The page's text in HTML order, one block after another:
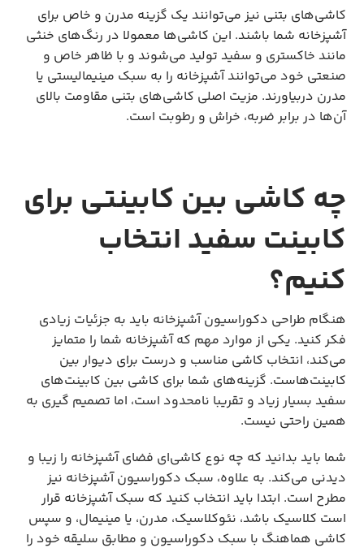
کاشی‌های بتنی نیز می‌توانند یک گزینه مدرن و خاص برای
آشپزخانه شما باشند. این کاشی‌ها معمولا در رنگ‌های خنثی
مانند خاکستری و سفید تولید می‌شوند و با ظاهر خاص و
صنعتی خود می‌توانند آشپزخانه را به سبک مینیمالیستی یا
مدرن دربیاورند. مزیت اصلی کاشی‌های بتنی مقاومت بالای
آن‌ها در برابر ضربه، خراش و رطوبت است.
چه کاشی بین کابینتی برای
کابینت سفید انتخاب
کنیم؟
هنگام طراحی دکوراسیون آشپزخانه باید به جزئیات زیادی
فکر کنید. یکی از موارد مهم که آشپزخانه شما را متمایز
می‌کند، انتخاب کاشی مناسب و درست برای دیوار بین
کابینت‌هاست. گزینه‌های شما برای کاشی بین کابینت‌های
سفید بسیار زیاد و تقریبا نامحدود است، اما تصمیم گیری به
همین راحتی نیست.
شما باید بدانید که چه نوع کاشی‌ای فضای آشپزخانه را زیبا و
دیدنی می‌کند. به علاوه، سبک دکوراسیون آشپزخانه نیز
مطرح است. ابتدا باید انتخاب کنید که سبک آشپزخانه قرار
است کلاسیک باشد، نئوکلاسیک، مدرن، یا مینیمال، و سپس
کاشی هماهنگ با سبک دکوراسیون و مطابق سلیقه خود را